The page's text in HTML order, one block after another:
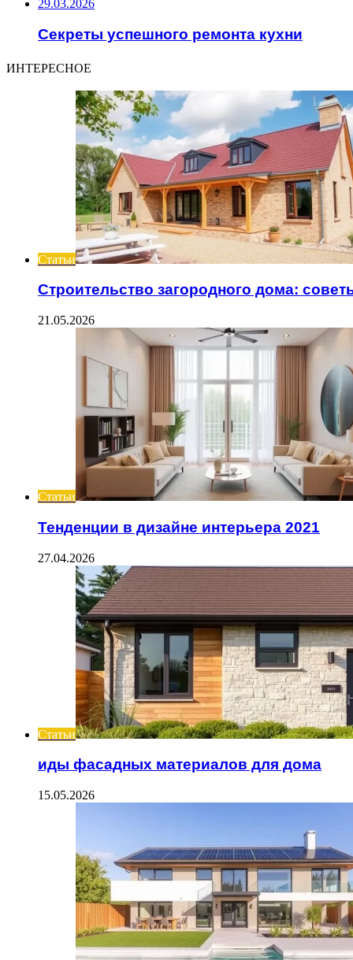
29.03.2026
Секреты успешного ремонта кухни
ИНТЕРЕСНОЕ
Статьи
Строительство загородного дома:
21.05.2026
Статьи
Тенденции в дизайне интерьера 2021
27.04.2026
Статьи
иды фасадных материалов для дома
15.05.2026